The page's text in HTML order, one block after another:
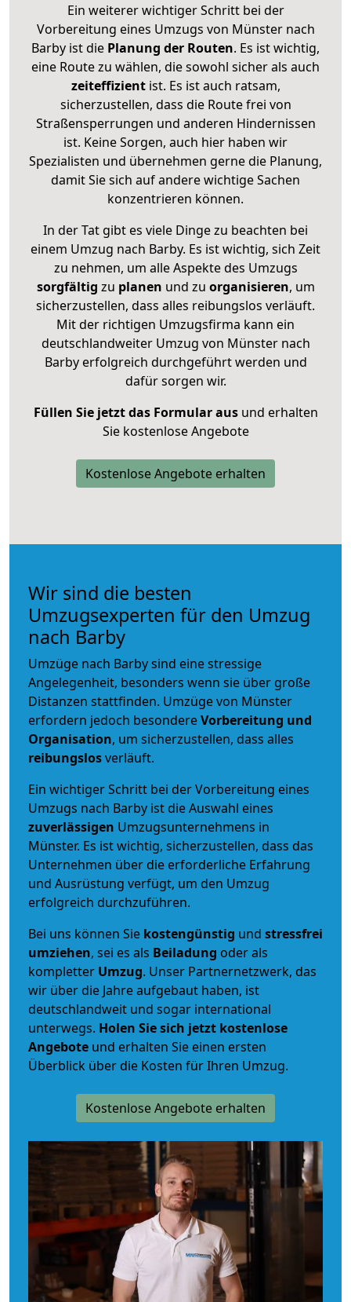
Ein weiterer wichtiger Schritt bei der
Vorbereitung eines Umzugs von Münster nach
Barby ist die Planung der Routen. Es ist wichtig,
eine Route zu wählen, die sowohl sicher als auch
zeiteffizientist. Es ist auch ratsam,
sicherzustellen, dass die Route frei von
Straßensperrungen und anderen Hindernissen
ist. Keine Sorgen, auch hier haben wir
Spezialisten und übernehmen gerne die Planung,
damit Sie sich auf andere wichtige Sachen
konzentrieren können.
In der Tat gibt es viele Dinge zu beachten bei
einem Umzug nach Barby. Es ist wichtig, sich Zeit
zu nehmen, um alle Aspekte des Umzugs
sorgfältig zu planen und zu organisieren, um
sicherzustellen, dass alles reibungslos verläuft.
Mit der richtigen Umzugsfirma kann ein
deutschlandweiter Umzug von Münster nach
Barby erfolgreich durchgeführt werden und
dafür sorgen wir.
Füllen Sie jetzt das Formular ausund erhalten
Sie kostenlose Angebote
Kostenlose Angebote erhalten
Wir sind die besten
Umzugsexperten für den Umzug
nach Barby
Umzüge nach Barby sind eine stressige
Angelegenheit, besonders wenn sie über große
Distanzen stattfinden. Umzüge von Münster
erfordern jedoch besondereVorbereitung und
Organisation, um sicherzustellen, dass alles
reibungslosverläuft.
Ein wichtiger Schritt bei der Vorbereitung eines
Umzugs nach Barby ist die Auswahl eines
zuverlässigen Umzugsunternehmens in
Münster. Es ist wichtig, sicherzustellen, dass das
Unternehmen über die erforderliche Erfahrung
und Ausrüstung verfügt, um den Umzug
erfolgreich durchzuführen.
Bei uns können Sie kostengünstig und stressfrei
umziehen, sei es als Beiladung oder als
kompletter Umzug. Unser Partnernetzwerk, das
wir über die Jahre aufgebaut haben, ist
deutschlandweit und sogar international
unterwegs. Holen Sie sich jetzt kostenlose
Angebote und erhalten Sie einen ersten
Überblick über die Kosten für Ihren Umzug.
Kostenlose Angebote erhalten